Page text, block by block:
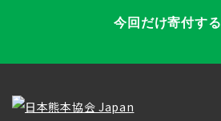
今回だけ寄付する